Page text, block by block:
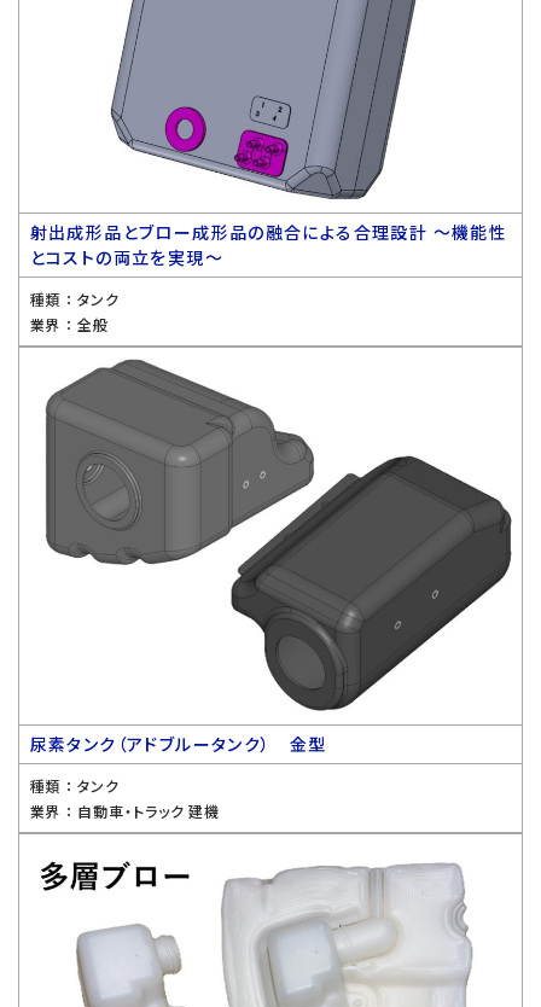
射出成形品とブロー成形品の融合による合理設計 〜機能性
とコストの両立を実現〜
種類 ： タンク
業界 ： 全般
尿素タンク（アドブルータンク） 金型
種類 ： タンク
業界 ： 自動車・トラック 建機